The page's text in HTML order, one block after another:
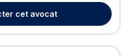
enfants, de pension alimentaire,
... cet avocat